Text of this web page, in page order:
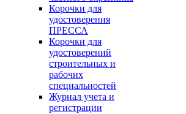
Корочки для
удостоверения
ПРЕССА
Корочки для
удостоверений
строительных и
рабочих
специальностей
Журнал учета и
регистрации